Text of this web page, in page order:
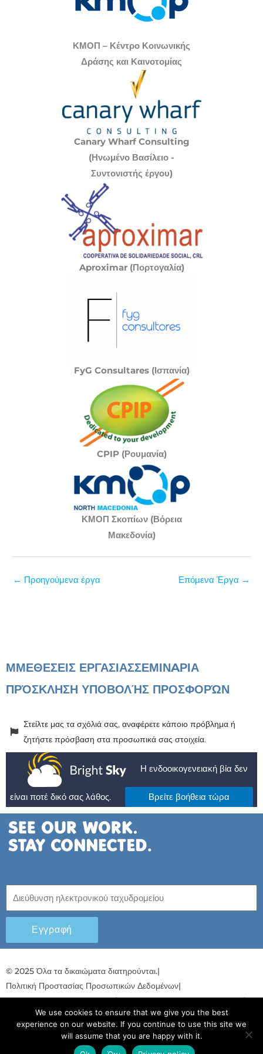
περιλαμβάνουν ειδικά σχέδια δράσης, ενώ οι
συνέδρια και θα δημοσιεύσουν άρθρα σε
επιστημονικά περιοδικά.
ΚΜΟΠ – Κέντρο Κοινωνικής
Δράσης και Καινοτομίας
Canary Wharf Consulting
(Ηνωμένο Βασίλειο -
Συντονιστής έργου)
Aproximar (Πορτογαλία)
FyG Consultares (Ισπανία)
CPIP (Ρουμανία)
ΚΜΟΠ Σκοπίων (Βόρεια
Μακεδονία)
← Προηγούμενα έργα Επόμενα Έργα →
ΜΜΕΘΕΣΕΙΣ ΕΡΓΑΣΙΑΣΣΕΜΙΝAΡΙΑ
ΠΡΌΣΚΛΗΣΗ ΥΠΟΒΟΛΉΣ ΠΡΟΣΦΟΡΏΝ
Στείλτε μας τα σχόλιά σας, αναφέρετε κάποιο πρόβλημα ή
ζητήστε πρόσβαση στα προσωπικά σας στοιχεία.
Η ενδοοικογενειακή βία δεν
είναι ποτέ δικό σας λάθος. Βρείτε βοήθεια τώρα
Εγγραφή
© 2025 Όλα τα δικαιώματα διατηρούνται.|
Πολιτική Προστασίας Προσωπικών Δεδομένων|
Πολιτική προστασίας παιδιών|Σχέδιο για την ισότητα των φύλων|
Λογοδοσία και Διαφάνεια
T
Y
I
S
T
We use cookies to ensure that we give you the best
experience on our website. If you continue to use this site we
will assume that you are happy with it.